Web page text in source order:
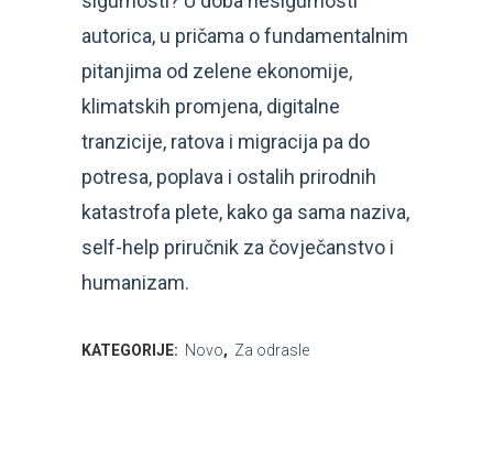
autorica, u pričama o fundamentalnim
pitanjima od zelene ekonomije,
klimatskih promjena, digitalne
tranzicije, ratova i migracija pa do
potresa, poplava i ostalih prirodnih
katastrofa plete, kako ga sama naziva,
self-help priručnik za čovječanstvo i
humanizam.
KATEGORIJE: Novo, Za odrasle